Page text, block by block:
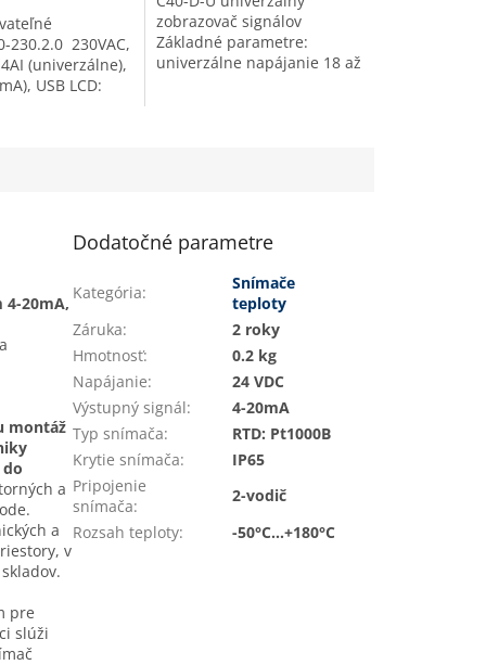
230.2.0 230VAC,
(univerzálne),
USB LCD:
zobrazovač signálov
Základné parametre:
univerzálne napájanie 18 až
20mA,
montáž
a
a
v
pre
slúži
Dodatočné parametre
Kategória:
Snímače
teploty
Záruka:
2 roky
Hmotnosť:
0.2 kg
Napájanie:
24 VDC
Výstupný signál:
4-20mA
Typ snímača:
RTD: Pt1000B
Krytie snímača:
IP65
Pripojenie
snímača:
2-vodič
Rozsah teploty: -50°C...+180°C